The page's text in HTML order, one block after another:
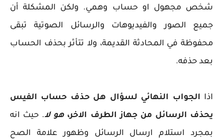
شخص مجهول او حساب وهمي. ولكن المشكلة أن
جميع الصور والفيديوهات والرسائل الصوتية تبقى
محفوظة في المحادثة القديمة، ولا تتأثر بحذف الحساب
بعد حذفه.
اذا الجواب النهائي لسؤال هل حذف حساب الفيس
يحذف الرسائل من جهاز الطرف الاخر، هو لا. حيث انه
بمجرد استلام ارسال الرسائل وظهور علامة الصح